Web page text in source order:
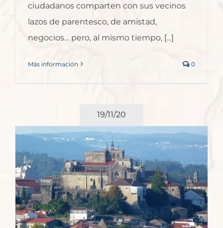
ciudadanos comparten con sus vecinos
lazos de parentesco, de amistad,
negocios… pero, al mismo tiempo, [...]
Más información 0
19/11/20